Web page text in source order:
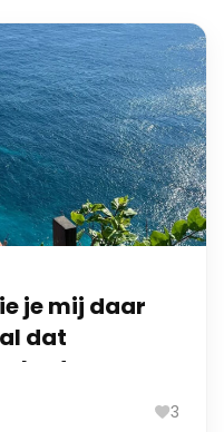
je mij daar
dat
had.
3